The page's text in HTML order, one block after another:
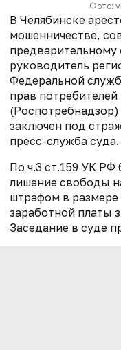
Фото:
В Челябинске
мошенничестве,
предварительному
руководитель
Федеральной
прав потребителей
(Роспотребнадзор)
заключен под
пресс-служба суда.
По ч.3 ст.159 УК РФ
лишение свободы
штрафом в
заработной платы
Заседание в суде